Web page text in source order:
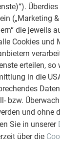
(„Marketing
die jeweils
Cookies und
erteilen,
in die
bzw.
und ohne
Sie in unserer
über die